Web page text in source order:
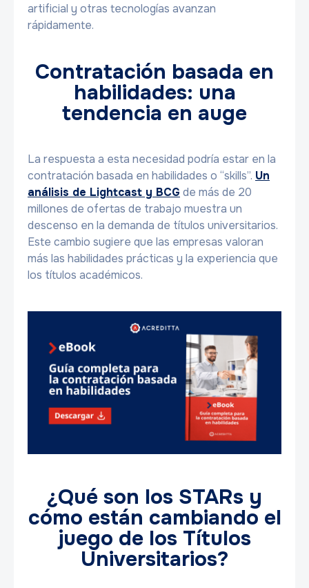
artificial y otras tecnologías avanzan
rápidamente.
Contratación basada en
habilidades: una
tendencia en auge
La respuesta a esta necesidad podría estar en la
contratación basada en habilidades o “skills”. Un
análisis de Lightcast y BCG de más de 20
millones de ofertas de trabajo muestra un
descenso en la demanda de títulos universitarios.
Este cambio sugiere que las empresas valoran
más las habilidades prácticas y la experiencia que
los títulos académicos.
¿Qué son los STARs y
cómo están cambiando el
juego de los Títulos
Universitarios?